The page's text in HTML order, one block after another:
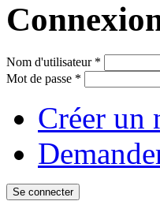
Nom d'utilisateur *
Mot de passe *
Créer un